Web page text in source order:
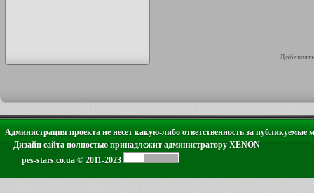
Администрация проекта не несет какую-либо ответственность за публикуемые
Дизайн сайта полностью принадлежит администратору XENON
pes-stars.co.ua © 2011-2023